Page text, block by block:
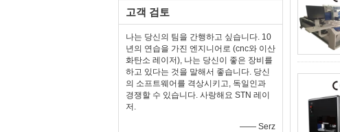
고객 검토
나는 당신의 팀을 간행하고 싶습니다. 10
년의 연습을 가진 엔지니어로 (cnc와 이산
화탄소 레이저), 나는 당신이 좋은 장비를
하고 있다는 것을 말해서 좋습니다. 당신
의 소프트웨어를 격상시키고, 독일인과
경쟁할 수 있습니다. 사랑해요 STN 레이
저.
—— Serz